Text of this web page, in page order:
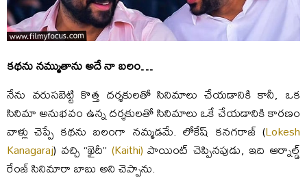
కథను నమ్ముతాను అదే నా బలం…
నేను వరుసబెట్టి కొత్త దర్శకులతో సినిమాలు చేయడానికి కానీ, ఒక
సినిమా అనుభవం ఉన్న దర్శకులతో సినిమాలు ఒకే చేయడానికి కారణం
వాళ్లు చెప్పే కథను బలంగా నమ్మడమే. లోకేష్ కనగరాజ్ (Lokesh
Kanagaraj) వచ్చి “ఖైదీ” (Kaithi) పాయింట్ చెప్పినపుడు, ఇది ఆర్నాల్డ్
రేంజ్ సినిమారా బాబు అని చెప్పాను.